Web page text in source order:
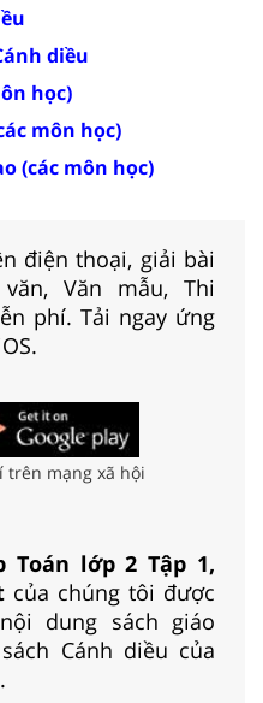
diều
học)
môn học)
(các môn học)
điện thoại, giải bài
Văn mẫu, Thi
phí. Tải ngay ứng
trên mạng xã hội
Toán lớp 2 Tập 1,
của chúng tôi được
dung sách giáo
Cánh diều của